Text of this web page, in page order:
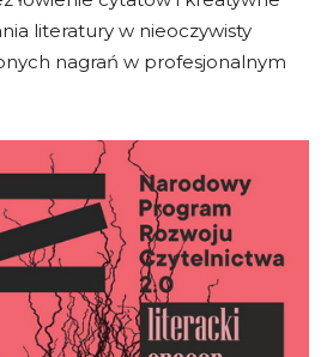
literatury w nieoczywisty
nagrań w profesjonalnym